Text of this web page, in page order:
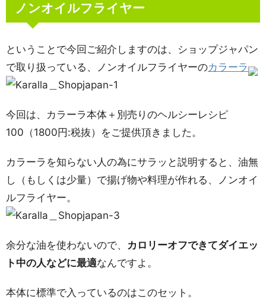
ノンオイルフライヤー
ということで今回ご紹介しますのは、ショップジャパン
で取り扱っている、ノンオイルフライヤーのカラーラ
今回は、カラーラ本体＋別売りのヘルシーレシピ
100（1800円:税抜）をご提供頂きました。
カラーラを知らない人の為にサラッと説明すると、油無
し（もしくは少量）で揚げ物や料理が作れる、ノンオイ
ルフライヤー。
余分な油を使わないので、 カロリーオフできてダイエッ
ト中の人などに最適なんですよ。
本体に標準で入っているのはこのセット。